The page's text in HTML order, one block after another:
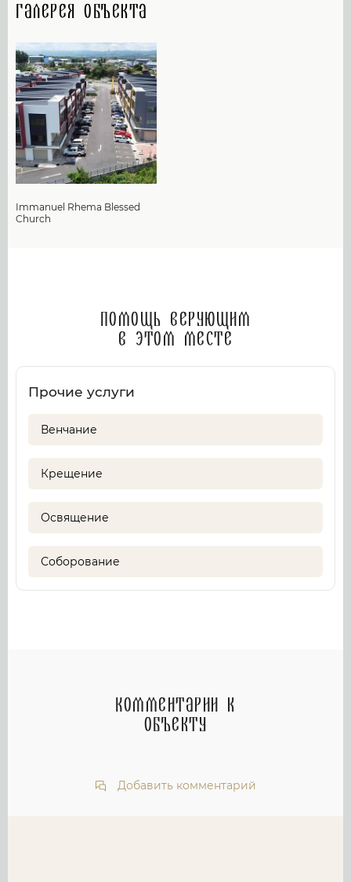
Галерея объекта
Immanuel Rhema Blessed
Church
Помощь верующим
в этом месте
Прочие услуги
Венчание
Крещение
Освящение
Соборование
Комментарии к
объекту
Добавить комментарий